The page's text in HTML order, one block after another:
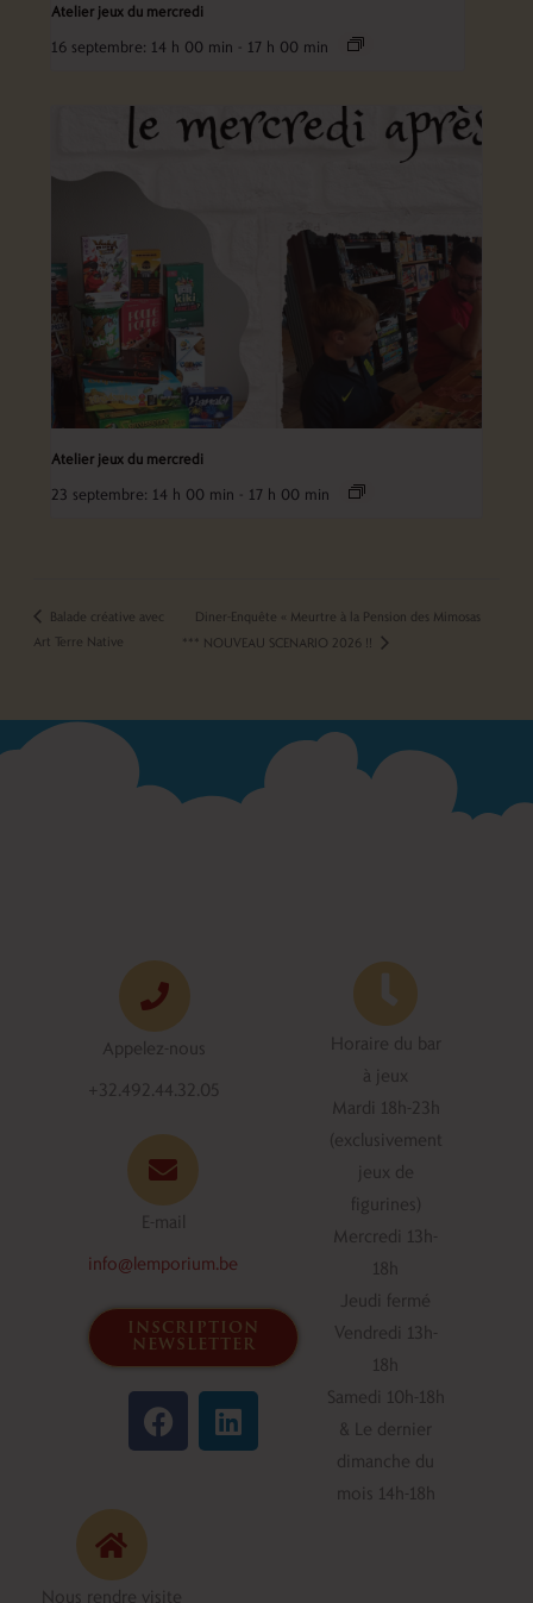
Atelier jeux du mercredi
16 septembre: 14 h 00 min 17 h 00 min
Atelier jeux du mercredi
23 septembre: 14 h 00 min 17 h 00 min
Balade créative avec
Art Terre Native
Diner-Enquête « Meurtre à la Pension des Mimosas
*** NOUVEAU SCENARIO 2026 !!
Appelez-nous
+32.492.44.32.05
E-mail
info@lemporium.be
inscription
newsletter
F
a
c
L
i
n
Horaire du bar
à jeux
Mardi 18h-23h
(exclusivement
jeux de
figurines)
Mercredi 13h-
18h
Jeudi fermé
Vendredi 13h-
18h
Samedi 10h-18h
& Le dernier
dimanche du
mois 14h-18h
Nous rendre visite